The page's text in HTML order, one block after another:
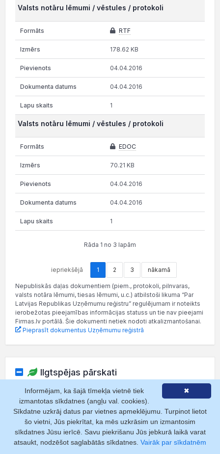
Valsts notāru lēmumi / vēstules / protokoli
RTF
178.62 KB
04.04.2016
04.04.2016
1
Valsts notāru lēmumi / vēstules / protokoli
EDOC
70.21 KB
04.04.2016
04.04.2016
1
Rāda 1 no 3 lapām
iepriekšējā 1 2 3 nākamā
Nepubliskās daļas dokumentiem (piem., protokoli, pilnvaras,
valsts notāra lēmumi, tiesas lēmumi, u.c.) atbilstoši likuma “Par
Latvijas Republikas Uzņēmumu reģistru” regulējumam ir noteikts
ierobežotas pieejamības informācijas statuss un tie nav pieejami
Firmas.lv portālā. Šie dokumenti netiek nodoti atkalizmantošanai.
Pieprasīt dokumentus Uzņēmumu reģistrā
Ilgtspējas pārskati
Kas ir ilgtspējas pārskats? Strukturēts dokuments par
uzņēmuma ietekmi uz vidi, sociālajiem aspektiem un
pārvaldību (ESG).
Lasīt vairāk
✖
Informējam, ka šajā tīmekļa vietnē tiek
izmantotas sīkdatnes (angļu val. cookies).
Sīkdatne uzkrāj datus par vietnes apmeklējumu. Turpinot lietot
šo vietni, Jūs piekrītat, ka mēs uzkrāsim un izmantosim
sīkdatnes Jūsu ierīcē. Savu piekrišanu Jūs jebkurā laikā varat
atsaukt, nodzēšot saglabātās sīkdatnes. Vairāk par sīkdatnēm